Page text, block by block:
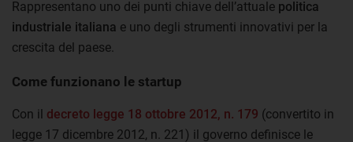
Rappresentano uno dei punti chiave dell’attuale politica
industriale italiana e uno degli strumenti innovativi per la
crescita del paese.
Come funzionano le startup
Con il decreto legge 18 ottobre 2012, n. 179 (convertito in
legge 17 dicembre 2012, n. 221) il governo definisce le